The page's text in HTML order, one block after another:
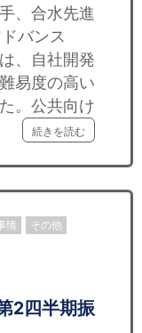
、合水先進
バンス
、自社開発
易度の高い
。公共向け
続きを読む
情
その他
2四半期振